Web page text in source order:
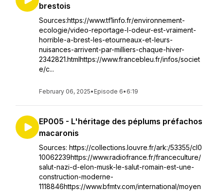
brestois
Sources:https://www.tf1info.fr/environnement-
ecologie/video-reportage-l-odeur-est-vraiment-
horrible-a-brest-les-etourneaux-et-leurs-
nuisances-arrivent-par-milliers-chaque-hiver-
2342821.htmlhttps://www.francebleu.fr/infos/societ
e/c...
February 06, 2025• Episode 6• 6:19
EP005 - L'héritage des péplums préfachos
macaronis
Sources: https://collections.louvre.fr/ark:/53355/cl0
10062239https://www.radiofrance.fr/franceculture/
salut-nazi-d-elon-musk-le-salut-romain-est-une-
construction-moderne-
1118846https://www.bfmtv.com/international/moyen